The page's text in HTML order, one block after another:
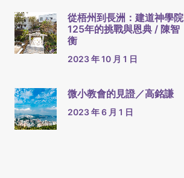
從梧州到長洲：建道神學院
125年的挑戰與恩典 / 陳智
衡
2023 年 10 月 1 日
微小教會的見證／高銘謙
2023 年 6 月 1 日